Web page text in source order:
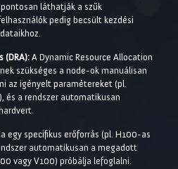
láthatják a szűk
pedig becsült kezdési
(DRA): A Dynamic Resource Allocation
szükséges a node-ok manuálisan
az igényelt paramétereket (pl.
és a rendszer automatikusan
egy specifikus erőforrás (pl. H100-as
automatikusan a megadott
vagy V100) próbálja lefoglalni.